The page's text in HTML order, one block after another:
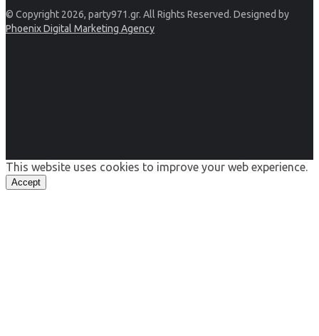
© Copyright 2026, party971.gr. All Rights Reserved. Designed by
Phoenix Digital Marketing Agency
This website uses cookies to improve your web experience.
Accept